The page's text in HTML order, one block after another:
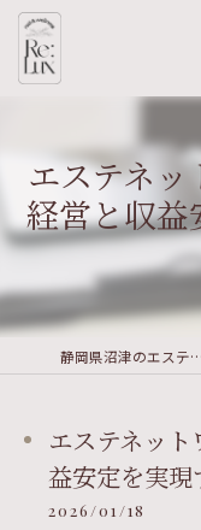
エステネ
経営と収益
静岡県沼津のエステならRe:Lux nail&wellness
エステネッ
益安定を実
2026/01/18